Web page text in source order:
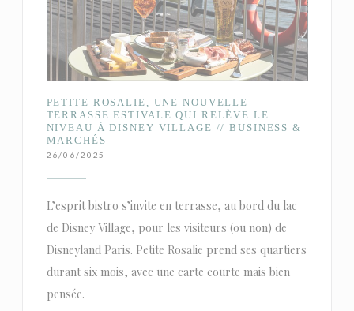
PETITE ROSALIE, UNE NOUVELLE
TERRASSE ESTIVALE QUI RELÈVE LE
NIVEAU À DISNEY VILLAGE // BUSINESS &
MARCHÉS
26/06/2025
L’esprit bistro s’invite en terrasse, au bord du lac
de Disney Village, pour les visiteurs (ou non) de
Disneyland Paris. Petite Rosalie prend ses quartiers
durant six mois, avec une carte courte mais bien
pensée.